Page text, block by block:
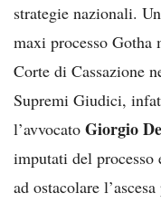
strategie nazionali.
maxi processo Gotha
Corte di Cassazione
Supremi Giudici,
l’avvocato Giorgio
imputati del processo
ad ostacolare